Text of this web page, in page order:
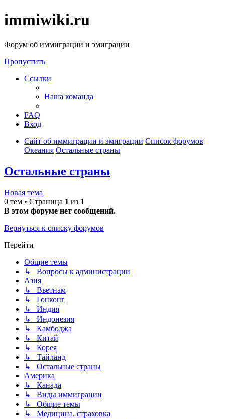
immiwiki.ru
Форум об иммиграции и эмиграции
Пропустить
Ссылки
Наша команда
FAQ
Вход
Сайт об иммиграции и эмиграции Список форумов
Океания Остальные страны
Остальные страны
Новая тема
0 тем • Страница 1 из 1
В этом форуме нет сообщений.
Вернуться к списку форумов
Перейти
Общие темы
↳ Вопросы к администрации
Азия
↳ Вьетнам
↳ Гонконг
↳ Индия
↳ Индонезия
↳ Камбоджа
↳ Китай
↳ Корея
↳ Тайланд
↳ Остальные страны
Америка
↳ Канада
↳ Виды иммиграции
↳ Общие темы
↳ Медицина, страховка